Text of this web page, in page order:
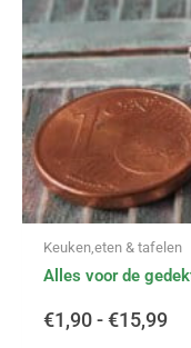
Keuken,eten & tafelen
Alles voor de
€1,90 - €15,99